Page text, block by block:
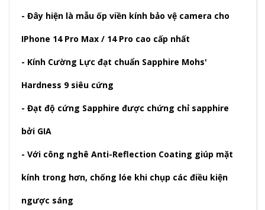
- Đây hiện là mẫu ốp viền kính bảo vệ camera cho
IPhone 14 Pro Max / 14 Pro cao cấp nhất
- Kính Cường Lực đạt chuẩn Sapphire Mohs'
Hardness 9 siêu cứng
- Đạt độ cứng Sapphire được chứng chỉ sapphire
bởi GIA
- Với công nghê Anti-Reflection Coating giúp mặt
kính trong hơn, chống lóe khi chụp các điều kiện
ngược sáng